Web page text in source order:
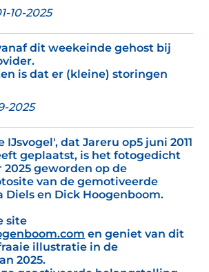
10-2025
dit weekeinde gehost bij
is dat er (kleine) storingen
2025
dat Jareru op5 juni 2011
geplaatst, is het fotogedicht
geworden op de
van de gemotiveerde
Diels en Dick Hoogenboom.
site
en geniet van dit
illustratie in de
2025.